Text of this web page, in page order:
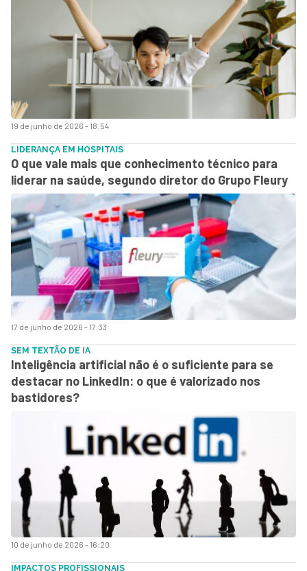
19 de junho de 2026 - 18:54
17 de junho de 2026 - 17:33
LIDERANÇA EM HOSPITAIS
O que vale mais que conhecimento técnico para
liderar na saúde, segundo diretor do Grupo Fleury
10 de junho de 2026 - 16:20
SEM TEXTÃO DE IA
Inteligência artificial não é o suficiente para se
destacar no LinkedIn: o que é valorizado nos
bastidores?
IMPACTOS PROFISSIONAIS